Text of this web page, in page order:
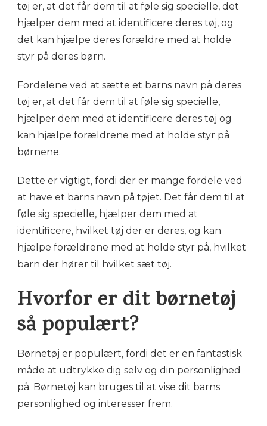
tøj er, at det får dem til at føle sig specielle, det
hjælper dem med at identificere deres tøj, og
det kan hjælpe deres forældre med at holde
styr på deres børn.
Fordelene ved at sætte et barns navn på deres
tøj er, at det får dem til at føle sig specielle,
hjælper dem med at identificere deres tøj og
kan hjælpe forældrene med at holde styr på
børnene.
Dette er vigtigt, fordi der er mange fordele ved
at have et barns navn på tøjet. Det får dem til at
føle sig specielle, hjælper dem med at
identificere, hvilket tøj der er deres, og kan
hjælpe forældrene med at holde styr på, hvilket
barn der hører til hvilket sæt tøj.
Hvorfor er dit børnetøj
så populært?
Børnetøj er populært, fordi det er en fantastisk
måde at udtrykke dig selv og din personlighed
på. Børnetøj kan bruges til at vise dit barns
personlighed og interesser frem.